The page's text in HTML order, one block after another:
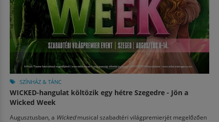
SZÍNHÁZ & TÁNC
WICKED-hangulat költözik egy hétre Szegedre - Jön a
Wicked Week
Augusztusban, a Wickedmusical szabadtéri világpremierjét megelőzően